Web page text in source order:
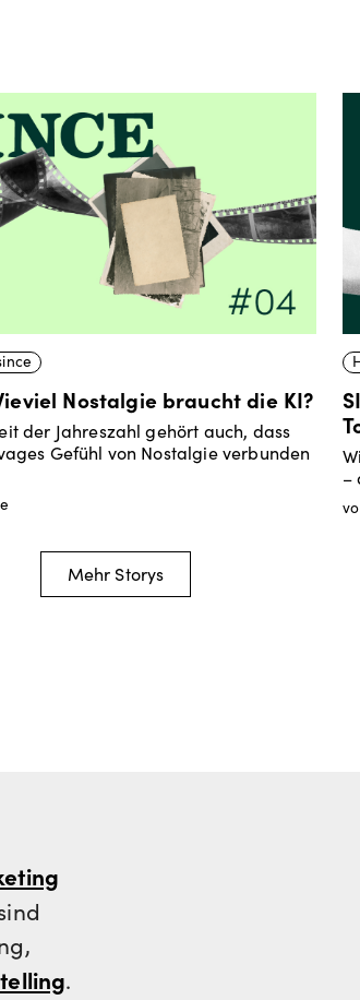
Nostalgie braucht die KI?
der Jahreszahl gehört auch, dass
Gefühl von Nostalgie verbunden
–
Mehr Storys
.